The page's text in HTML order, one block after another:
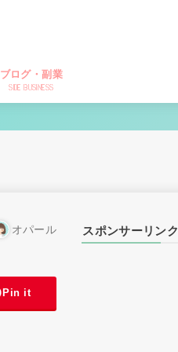
ブログ・副業
SIDE BUSINESS
オパール
Pin it
スポンサーリンク